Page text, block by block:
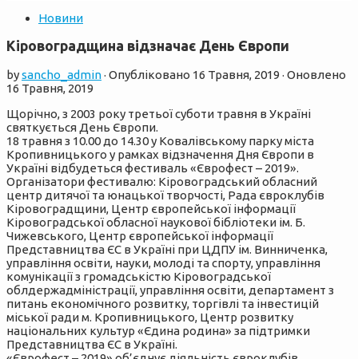
Новини
Кіровоградщина відзначає День Європи
bysancho_admin· Опубліковано 16 Травня, 2019 · Оновлено
16 Травня, 2019
Щорічно, з 2003 року третьої суботи травня в Україні
святкується День Європи.
18 травня з 10.00 до 14.30 у Ковалівському парку міста
Кропивницького у рамках відзначення Дня Європи в
Україні відбудеться фестиваль «Єврофест – 2019».
Організатори фестивалю: Кіровоградський обласний
центр дитячої та юнацької творчості, Рада євроклубів
Кіровоградщини, Центр європейської інформації
Кіровоградської обласної наукової бібліотеки ім. Б.
Чижевського, Центр європейської інформації
Представництва ЄС в Україні при ЦДПУ ім. Винниченка,
управління освіти, науки, молоді та спорту, управління
комунікації з громадськістю Кіровоградської
облдержадміністрації, управління освіти, департамент з
питань економічного розвитку, торгівлі та інвестицій
міської ради м. Кропивницького, Центр розвитку
національних культур «Єдина родина» за підтримки
Представництва ЄС в Україні.